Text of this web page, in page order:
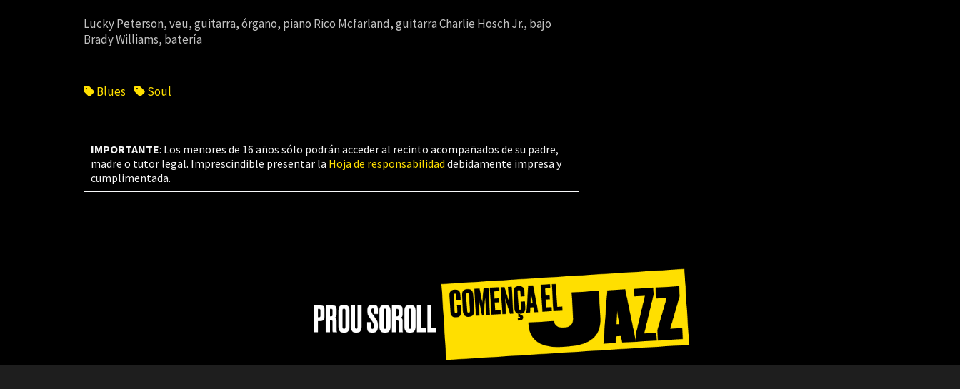
Lucky Peterson, veu, guitarra, órgano, piano Rico Mcfarland, guitarra Charlie Hosch Jr., bajo
Brady Williams, batería
Blues Soul
IMPORTANTE: Los menores de 16 años sólo podrán acceder al recinto acompañados de su padre,
madre o tutor legal. Imprescindible presentar la Hoja de responsabilidad debidamente impresa y
cumplimentada.